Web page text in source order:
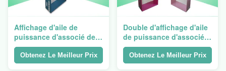
Affichage d'aile de
puissance d'associé de
carton de crochet pour
vendre les produits
mobiles de jeu
Obtenez Le Meilleur Prix
Double d'affichage d'aile
de puissance d'associé
de carton - le mur
Walmart EE tuyautent
l'Assemblée facile
Obtenez Le Meilleur Prix